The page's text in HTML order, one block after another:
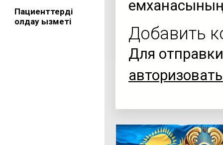
Пациенттерді
қолдау қызметі
Добавить
Для